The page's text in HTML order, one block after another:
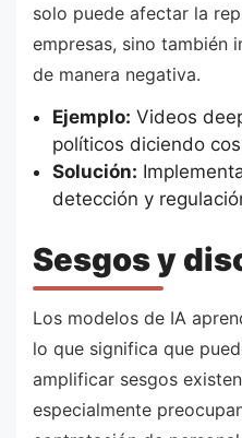
solo puede afectar la
empresas, sino también
de manera negativa.
Ejemplo: Videos
políticos diciendo
Solución:
detección y
Sesgos y
Los modelos de IA
lo que significa que
amplificar sesgos
especialmente